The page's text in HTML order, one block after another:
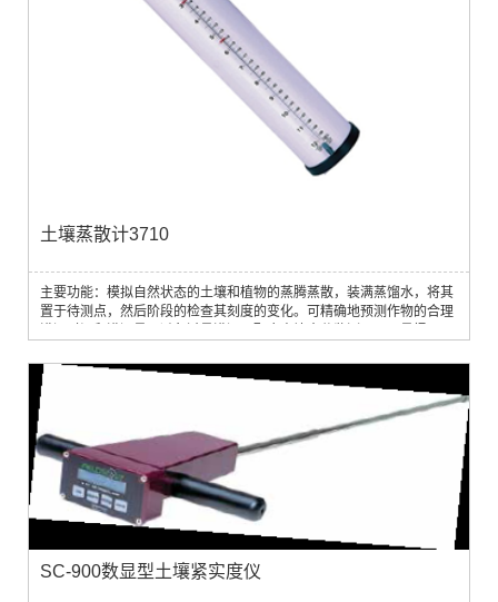
土壤蒸散计3710
主要功能：模拟自然状态的土壤和植物的蒸腾蒸散，装满蒸馏水，将其
置于待测点，然后阶段的检查其刻度的变化。可精确地预测作物的合理
SC-900数显型土壤紧实度仪